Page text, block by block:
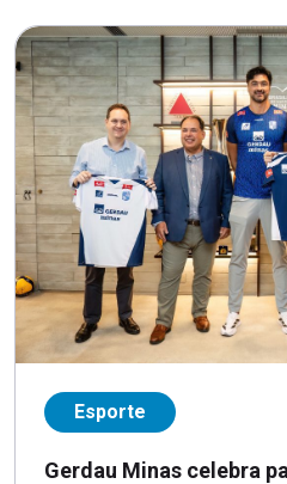
Esporte
Gerdau Minas celebra